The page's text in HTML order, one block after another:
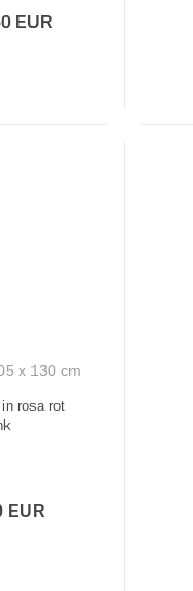
EUR
rosa rot
EUR